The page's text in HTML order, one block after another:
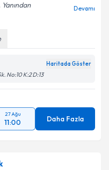
Devamı
Haritada Göster
No:10 K:2 D:13
27 Ağu
11:00 Daha Fazla